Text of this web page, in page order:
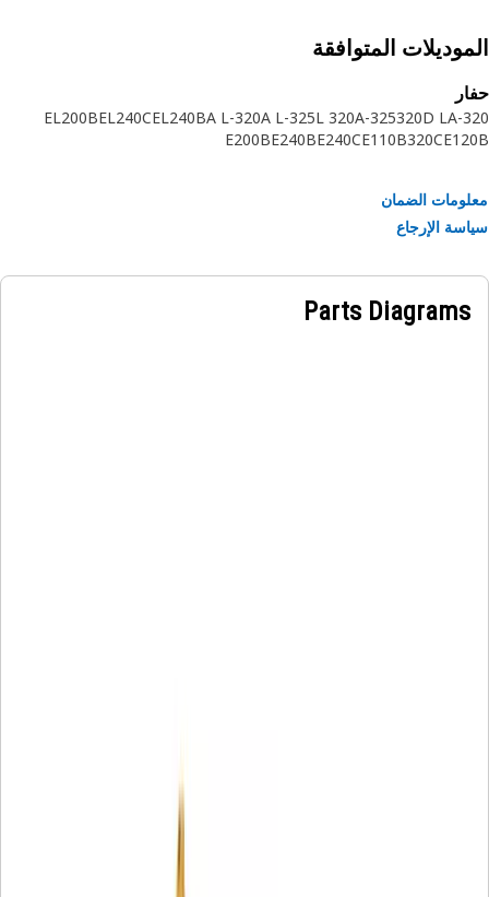
المتوافقة
320D L
325-A
320 L
325-A L
320-A L
EL240B
EL240C
EL200B
320C
E110B
E240C
E240B
E200B
الضمان
الإرجاع
Parts Diagrams